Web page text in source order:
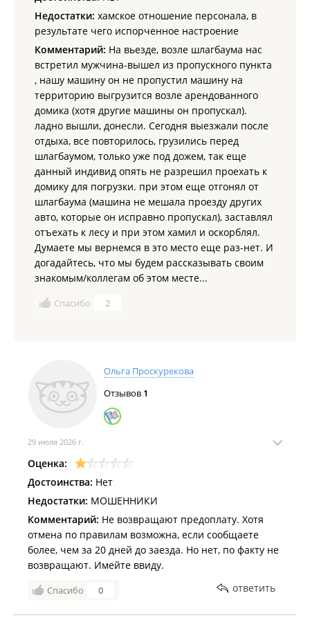
руб./сутки;
Дом-баня, 8-местный - 22000 руб./сутки;
Дом из бруса с баней, расчитан на 9 гостей -
30000 руб./сутки;
10-местный номер в доме из бруса - 30000 руб./сутки.
ООО "Дальстэн".
База отдыха вЕдином реестре объектов классификации в
сфере туристской индустрии
Недостатки: хамское отношение персонала, в
результате чего испорченное настроение
Комментарий: На вьезде, возле шлагбаума нас
встретил мужчина-вышел из пропускного пункта
, нашу машину он не пропустил машину на
территорию выгрузится возле арендованного
домика (хотя другие машины он пропускал).
ладно вышли, донесли. Сегодня выезжали после
отдыха, все повторилось, грузились перед
шлагбаумом, только уже под дожем, так еще
данный индивид опять не разрешил проехать к
домику для погрузки. при этом еще отгонял от
шлагбаума (машина не мешала проезду других
авто, которые он исправно пропускал), заставлял
отъехать к лесу и при этом хамил и оскорблял.
Думаете мы вернемся в это место еще раз-нет. И
догадайтесь, что мы будем рассказывать своим
знакомым/коллегам об этом месте...
Спасибо 2
Ольга Проскурекова
Отзывов 1
29 июля 2026 г.
Оценка:
Достоинства: Нет
Недостатки: МОШЕННИКИ
Комментарий: Не возвращают предоплату. Хотя
отмена по правилам возможна, если сообщаете
более, чем за 20 дней до заезда. Но нет, по факту не
возвращают. Имейте ввиду.
Спасибо 0 ответить